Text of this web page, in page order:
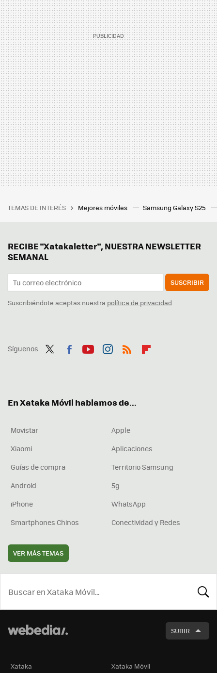
TEMAS DE INTERÉS Mejores móviles Samsung Galaxy S25
RECIBE "Xatakaletter", NUESTRA NEWSLETTER
SEMANAL
SUSCRIBIR
Suscribiéndote aceptas nuestra política de privacidad
Síguenos
En Xataka Móvil hablamos de...
Movistar
Apple
Xiaomi
Aplicaciones
Guías de compra
Territorio Samsung
Android
5g
iPhone
WhatsApp
Smartphones Chinos
Conectividad y Redes
VER MÁS TEMAS
SUBIR
Xataka Xataka Móvil